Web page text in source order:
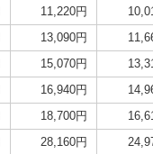
11,220円
13,090円
15,070円
16,940円
18,700円
28,160円